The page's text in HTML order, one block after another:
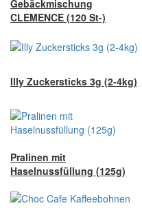
Gebäckmischung
CLEMENCE (120 St-)
Illy Zuckersticks 3g (2-4kg)
Pralinen mit
Haselnussfüllung (125g)